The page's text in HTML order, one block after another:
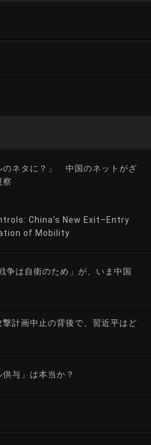
のネタに？」 中国のネットがざ
察
China’s New Exit–Entry
of Mobility
争は自衛のため」が、いま中国
撃計画中止の背後で、習近平はど
供与」は本当か？